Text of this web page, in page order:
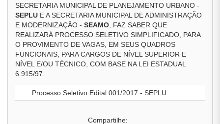
SECRETARIA MUNICIPAL DE PLANEJAMENTO URBANO -
SEPLU E A SECRETARIA MUNICIPAL DE ADMINISTRAÇÃO
E MODERNIZAÇÃO - SEAMO , FAZ SABER QUE
REALIZARÁ PROCESSO SELETIVO SIMPLIFICADO, PARA
O PROVIMENTO DE VAGAS, EM SEUS QUADROS
FUNCIONAIS, PARA CARGOS DE NÍVEL SUPERIOR E
NÍVEL E/OU TÉCNICO, COM BASE NA LEI ESTADUAL
6.915/97.
Processo Seletivo Edital 001/2017 - SEPLU
Compartilhe: